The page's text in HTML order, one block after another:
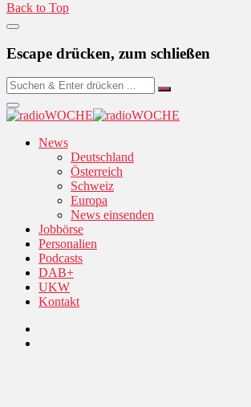
Back to Top
Escape drücken, zum schließen
News
Deutschland
Österreich
Schweiz
Europa
News einsenden
Jobbörse
Personalien
Podcasts
DAB+
UKW
Kontakt